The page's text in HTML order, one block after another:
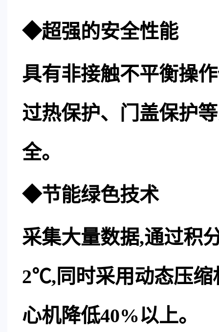
◆超强的安全性能
具有非接触不平衡操
过热保护、门盖保护
全。
◆节能绿色技术
采集大量数据,通过积
2℃,同时采用动态压缩
心机降低40%以上。